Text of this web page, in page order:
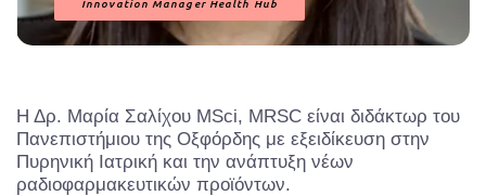
Innovation Manager Health Hub
Η Δρ. Μαρία Σαλίχου MSci, MRSC είναι διδάκτωρ του
Πανεπιστήμιου της Οξφόρδης με εξειδίκευση στην
Πυρηνική Ιατρική και την ανάπτυξη νέων
ραδιοφαρμακευτικών προϊόντων.